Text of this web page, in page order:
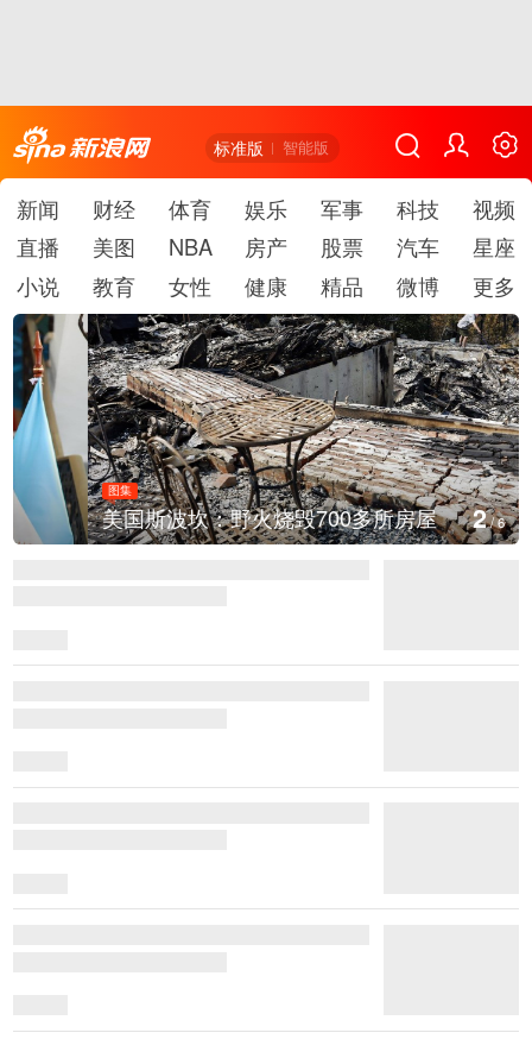
标准版 智能版
新闻 财经 体育 娱乐 军事 科技
视频
直播
美图 NBA 房产 股票 汽车
星座
小说
教育 女性 健康 精品 微博 更多
美国斯波坎：野火烧毁700多所房屋 2/6